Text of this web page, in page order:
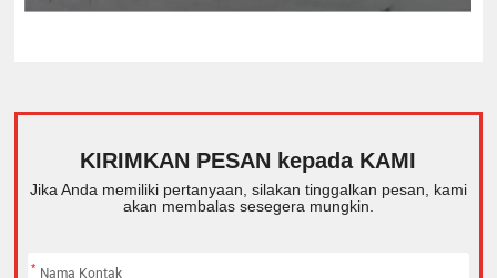
KIRIMKAN PESAN kepada KAMI
Jika Anda memiliki pertanyaan, silakan tinggalkan pesan, kami
akan membalas sesegera mungkin.
*